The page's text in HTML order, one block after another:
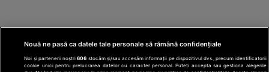
Nouă ne pasă ca datele tale personale să rămână confidențiale
Noi și partenerii noștri606 stocăm și/sau accesăm informații pe dispozitivul dvs., precum identificatorii
cookie unici pentru prelucrarea datelor cu caracter personal. Puteți accepta sau gestiona alegerile